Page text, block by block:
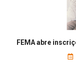
FEMA abre